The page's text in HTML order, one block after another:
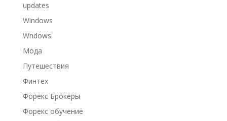
updates
Windows
Wndows
Мода
Путешествия
Финтех
Форекс Брокеры
Форекс обучение